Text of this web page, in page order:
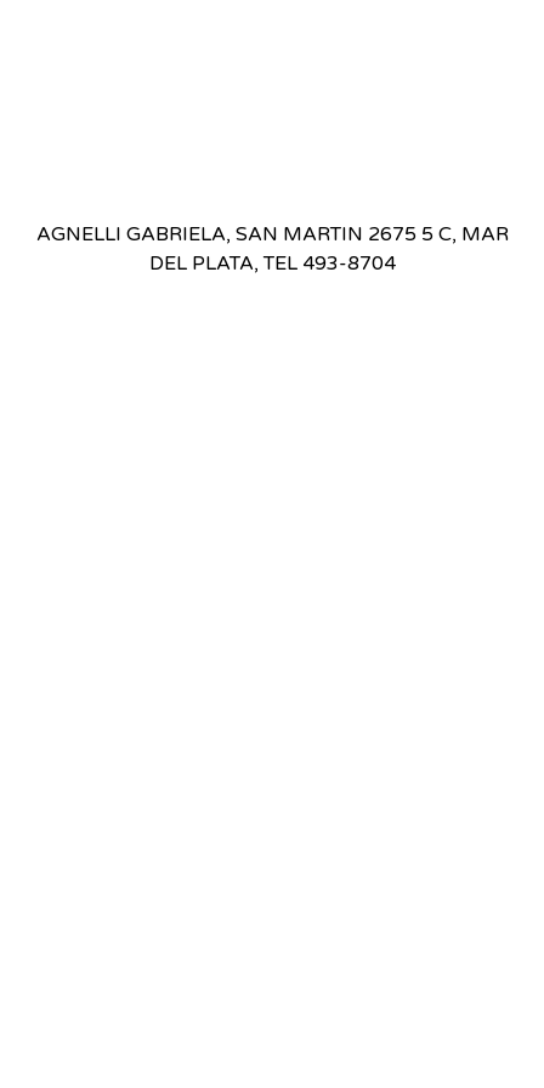
AGNELLI GABRIELA, SAN MARTIN 2675 5 C, MAR
DEL PLATA, TEL 493-8704